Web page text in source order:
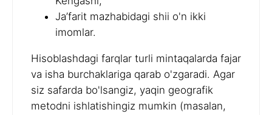
Ja’farit mazhabidagi shii o'n ikki
imomlar.
Hisoblashdagi farqlar turli mintaqalarda fajar
va isha burchaklariga qarab o'zgaradi. Agar
siz safarda bo'lsangiz, yaqin geografik
metodni ishlatishingiz mumkin (masalan,